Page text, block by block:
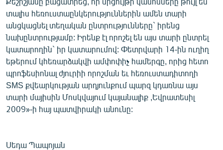
տալիս հեռուստաընկերություններին ամեն տարի
անցկացնել տեղական ընտրությունները` իրենց
նախընտրությամբ: Իրենք էլ որոշել են այս տարի ընտրել
կատարողին` իր կատարումով: Փետրվարի 14-ին ուղիղ
եթերում կհեռարձակվի ամփոփիչ համերգը, որից հետո
պրոֆեսիոնալ ժյուրիի որոշման եւ հեռուստադիտողի
SMS քվեարկության արդյունքում պարզ կդառնա այս
տարի մայիսին Մոսկվայում կայանալիք ,Եվրատեսիլ
2009»-ի հայ պատվիրակի անունը:
Սեդա Պապոյան